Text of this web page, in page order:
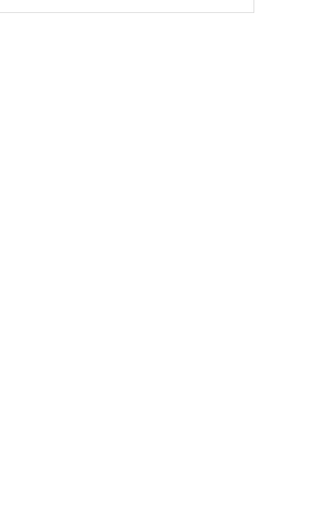
响；<&list>3.稳定器的转向胶套和球头